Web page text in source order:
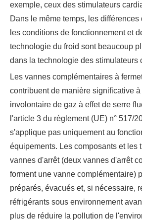
exemple, ceux des stimulateurs
Dans le même temps, les
les conditions de fonctionnement et
technologie du froid sont beaucoup
dans la technologie des stimulateurs
Les vannes complémentaires à
contribuent de manière significative
involontaire de gaz à effet de serre
l'article 3 du règlement (UE) n° 517/
s'applique pas uniquement au
équipements. Les composants et les
vannes d'arrêt (deux vannes d'arrêt
forment une vanne complémentaire)
préparés, évacués et, si nécessaire,
réfrigérants sous environnement
plus de réduire la pollution de